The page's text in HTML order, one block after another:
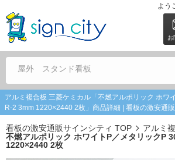
よう
お
屋外 スタンド看板
アルミ複合板 三菱ケミカル「不燃アルポリック ホワ
R-2 3mm 1220×2440 2枚」商品詳細 | 看板の激安通販
看板の激安通販サインシティ TOP
アルミ
不燃アルポリック ホワイトP／メタリックP
1220×2440 2枚